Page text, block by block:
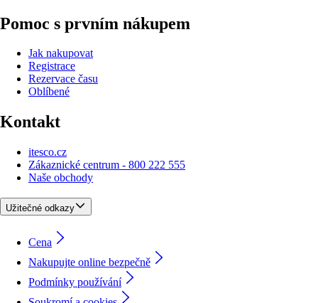
Pomoc s prvním nákupem
Jak nakupovat
Registrace
Rezervace času
Oblíbené
Kontakt
itesco.cz
Zákaznické centrum - 800 222 555
Naše obchody
Užitečné odkazy
Cena
Nakupujte online bezpečně
Podmínky používání